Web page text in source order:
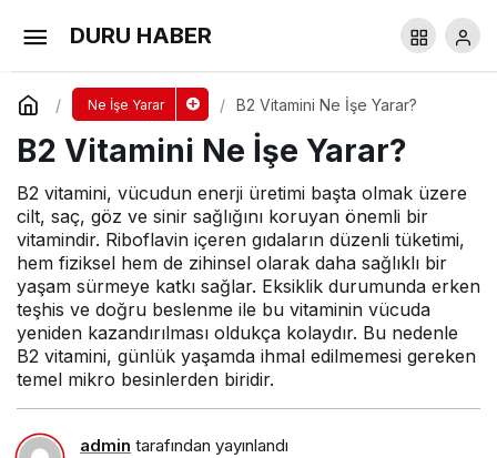
DURU HABER
Ne İşe Yarar B2 Vitamini Ne İşe Yarar?
B2 Vitamini Ne İşe Yarar?
B2 vitamini, vücudun enerji üretimi başta olmak üzere
cilt, saç, göz ve sinir sağlığını koruyan önemli bir
vitamindir. Riboflavin içeren gıdaların düzenli tüketimi,
hem fiziksel hem de zihinsel olarak daha sağlıklı bir
yaşam sürmeye katkı sağlar. Eksiklik durumunda erken
teşhis ve doğru beslenme ile bu vitaminin vücuda
yeniden kazandırılması oldukça kolaydır. Bu nedenle
B2 vitamini, günlük yaşamda ihmal edilmemesi gereken
temel mikro besinlerden biridir.
admin tarafından yayınlandı
B5 Vitamini Ne İşe Yarar?
Yorum Yap Paylaş